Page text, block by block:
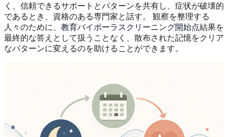
く、信頼できるサポートとパターンを共有し、症状が破壊的
であるとき、資格のある専門家と話す。 観察を整理する
人々のために、 教育バイポーラスクリーニング開始点結果を
最終的な答えとして扱うことなく、散布された記憶をクリア
なパターンに変えるのを助けることができます。